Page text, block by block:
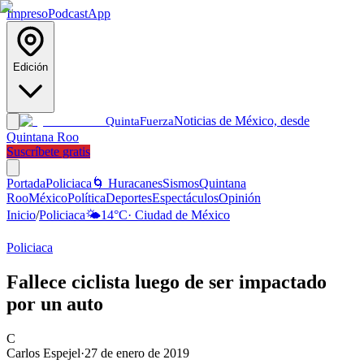
ImpresoPodcastApp
Edición
QuintaFuerzaNoticias de México, desde
Quintana Roo
Suscríbete gratis
PortadaPoliciaca 🌀 HuracanesSismosQuintana
RooMéxicoPolíticaDeportesEspectáculosOpinión
Inicio/Policiaca🌤️14°C· Ciudad de México
Policiaca
Fallece ciclista luego de ser impactado
por un auto
C
Carlos Espejel·27 de enero de 2019